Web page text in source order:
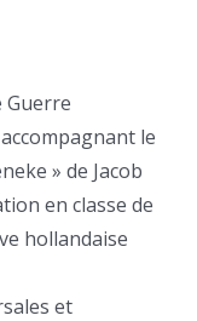
Guerre
le
» de Jacob
en classe de
hollandaise
et